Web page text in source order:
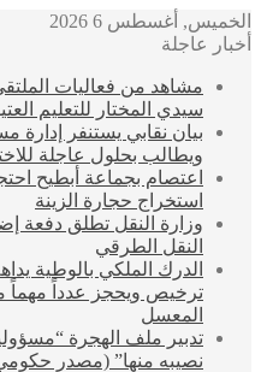
أغسطس 6 2026
عاجلة
مشاهد من فعاليات الملتقى
سيدي المختار للتعليم العتيق
بيان نقابي يستنفر إدارة
ويطالب بحلول عاجلة
اعتصام بجماعة أبطيح
استخراج حجارة الزينة
وزارة النقل تطلق دفعة
النقل الطرقي
الدرك الملكي بالوطية
ترخيص ويحجز عدداً مهماً من
المعسل
تدبير ملف الهجرة
نصيبه منها” (مصدر حكومي)